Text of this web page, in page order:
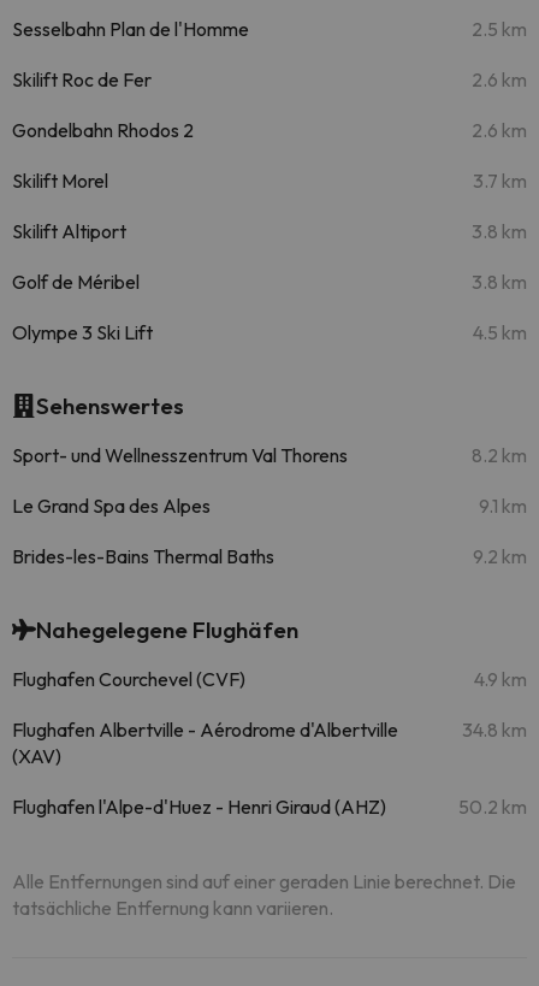
Sesselbahn Plan de l'Homme 2.5 km
Skilift Roc de Fer 2.6 km
Gondelbahn Rhodos 2 2.6 km
Skilift Morel 3.7 km
Skilift Altiport 3.8 km
Golf de Méribel 3.8 km
Olympe 3 Ski Lift 4.5 km
Sehenswertes
Sport- und Wellnesszentrum Val Thorens 8.2 km
Le Grand Spa des Alpes 9.1 km
Brides-les-Bains Thermal Baths 9.2 km
Nahegelegene Flughäfen
Flughafen Courchevel (CVF) 4.9 km
Flughafen Albertville - Aérodrome d'Albertville
(XAV)
34.8 km
Flughafen l'Alpe-d'Huez - Henri Giraud (AHZ) 50.2 km
Alle Entfernungen sind auf einer geraden Linie berechnet. Die
tatsächliche Entfernung kann variieren.